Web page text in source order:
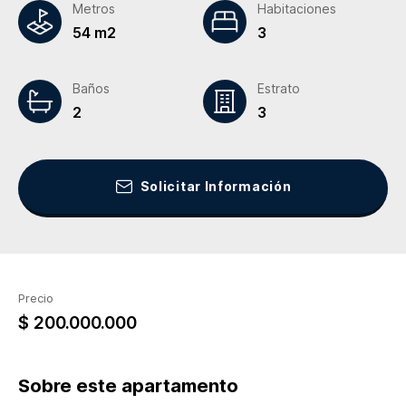
Metros
54 m2
Habitaciones
3
Baños
2
Estrato
3
Solicitar Información
Precio
$ 200.000.000
Sobre este apartamento